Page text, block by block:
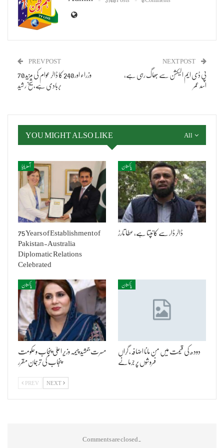
PREV POST
70 وزراء اور 240 کا ڈالر عوام کی مزید
بربادی ہے، شیخ رشید
NEXT POST
پی ڈی ایم الیکشن سے بھاگ رہی ہے،
اسد عمر
All
YOU MIGHT ALSO LIKE
آسٹریلیا
75 Years of Establishment of
Pakistan-Australia
Diplomatic Relations
Celebrated
پاکستان
ڈالر ڈار سے کانپتا ہے، عطا تارڑ
پاکستان
مسرت جمشید چیمہ وزیر اعلیٰ پنجاب و حکومت
پنجاب کی ترجمان مقرر
پاکستان
دودھ کی قیمت میں من مانا اضافہ، گراں
فروشوں پر جرمانے
PREV NEXT
Comments are closed.